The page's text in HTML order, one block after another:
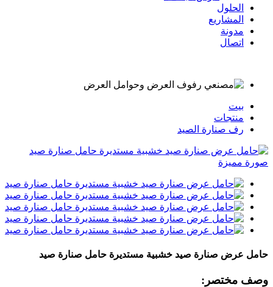
الحلول
المشاريع
مدونة
اتصال
بيت
منتجات
رف صنارة الصيد
حامل عرض صنارة صيد خشبية مستديرة حامل صنارة صيد
وصف مختصر: